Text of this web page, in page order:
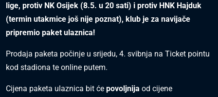
lige, protiv NK Osijek (8.5. u 20 sati) i protiv HNK Hajduk
(termin utakmice još nije poznat), klub je za navijače
pripremio paket ulaznica!
Prodaja paketa počinje u srijedu, 4. svibnja na Ticket pointu
kod stadiona te online putem.
Cijena paketa ulaznica bit će povoljnija od cijene